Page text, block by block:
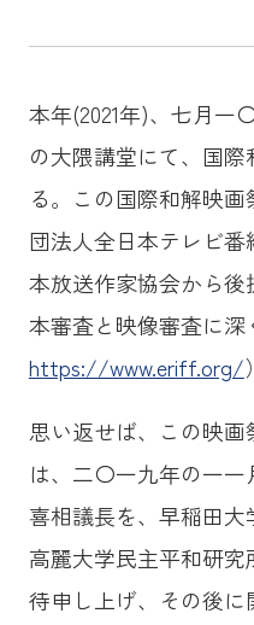
本年(2021年)、七月一
の大隈講堂にて、国
る。この国際和解映
団法人全日本テレビ
本放送作家協会から
本審査と映像審査に
https://www.eriff.org/
思い返せば、この映
は、二〇一九年の一
喜相議長を、早稲田
高麗大学民主平和研
待申し上げ、その後